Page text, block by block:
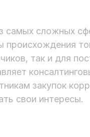
самых сложных
происхождения
так и для
закупок
свои интересы.